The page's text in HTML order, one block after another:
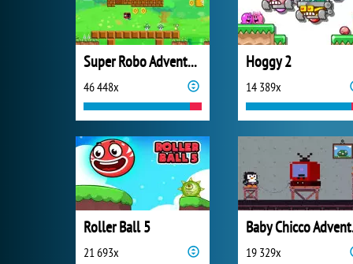
Super Robo Adventure
46 448x
Hoggy 2
14 389x
Roller Ball 5
21 693x 19 329x